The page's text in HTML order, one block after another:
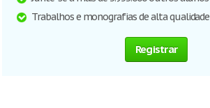
Trabalhos e monografias de alta qualidade
Registrar